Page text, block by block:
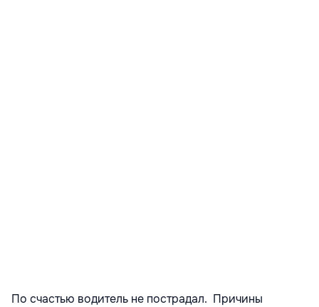
По счастью водитель не пострадал. Причины